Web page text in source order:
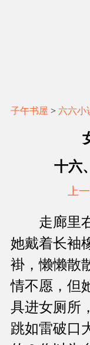
子午书屋 > 六六小
十六
上
走廊里右
她戴着长袖
褂，懒懒散
情不愿，但
具进女厕所
跳如雷破口